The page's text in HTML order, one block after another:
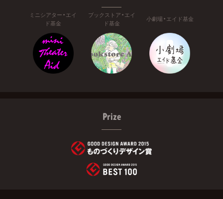
ミニシアター・エイ
ド基金
ブックストア・エイ
ド基金
小劇場・エイド基金
Prize